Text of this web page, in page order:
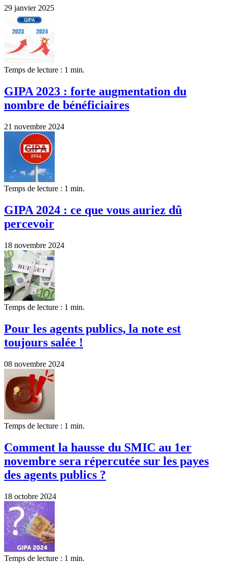
29 janvier 2025
Temps de lecture : 1 min.
GIPA 2023 : forte augmentation du
nombre de bénéficiaires
21 novembre 2024
Temps de lecture : 1 min.
GIPA 2024 : ce que vous auriez dû
percevoir
18 novembre 2024
Temps de lecture : 1 min.
Pour les agents publics, la note est
toujours salée !
08 novembre 2024
Temps de lecture : 1 min.
Comment la hausse du SMIC au 1er
novembre sera répercutée sur les payes
des agents publics ?
18 octobre 2024
Temps de lecture : 1 min.